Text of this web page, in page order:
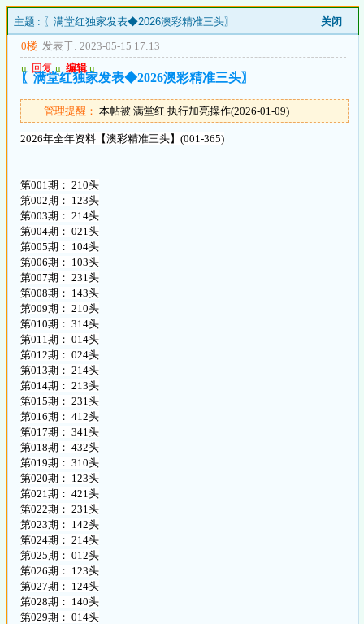
主题 : 〖满堂红独家发表◆2026澳彩精准三头〗
关闭
0楼 发表于: 2023-05-15 17:13
u 回复 u 编辑 u
〖满堂红独家发表◆2026澳彩精准三头〗
管理提醒： 本帖被 满堂红 执行加亮操作(2026-01-09)
2026年全年资料【澳彩精准三头】(001-365)
第001期： 210头
第002期： 123头
第003期： 214头
第004期： 021头
第005期： 104头
第006期： 103头
第007期： 231头
第008期： 143头
第009期： 210头
第010期： 314头
第011期： 014头
第012期： 024头
第013期： 214头
第014期： 213头
第015期： 231头
第016期： 412头
第017期： 341头
第018期： 432头
第019期： 310头
第020期： 123头
第021期： 421头
第022期： 231头
第023期： 142头
第024期： 214头
第025期： 012头
第026期： 123头
第027期： 124头
第028期： 140头
第029期： 014头